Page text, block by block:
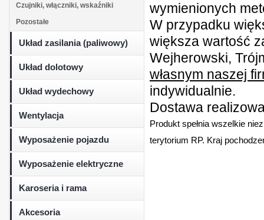
Czujniki, włączniki, wskaźniki
Pozostałe
Układ zasilania (paliwowy)
Układ dolotowy
Układ wydechowy
Wentylacja
Wyposażenie pojazdu
Wyposażenie elektryczne
Karoseria i rama
Akcesoria
wymienionych
W przypadku
większa wartość
Wejherowski,
własnym naszej
indywidualnie.
Dostawa
Produkt spełnia wszelkie
terytorium RP. Kraj